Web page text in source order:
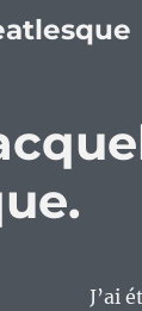
J’ai